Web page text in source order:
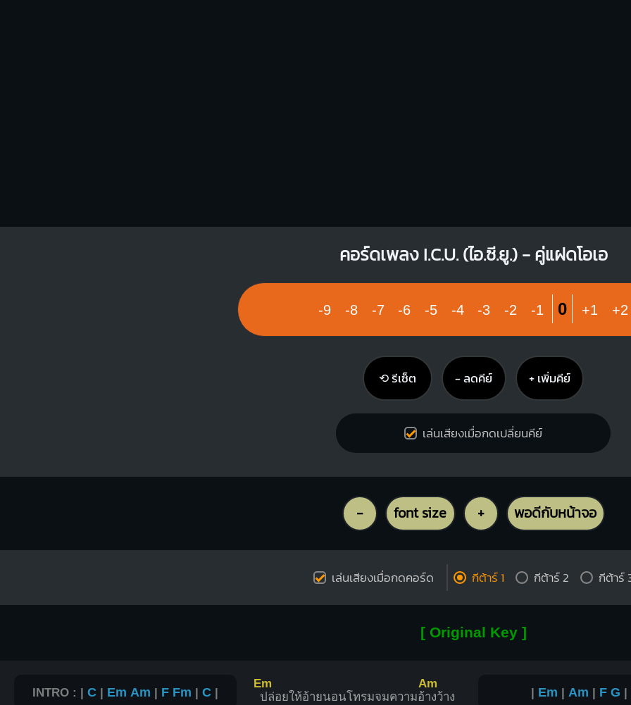
คอร์ดเพลง I.C.U. (ไอ.ซี.ยู.) - คู่แฝดโอเอ
-9 -8 -7 -6 -5 -4 -3 -2 -1 0 +1 +2
⟲ รีเซ็ต − ลดคีย์ + เพิ่มคีย์
เล่นเสียงเมื่อกดเปลี่ยนคีย์
- font size + พอดีกับหน้าจอ
เล่นเสียงเมื่อกดคอร์ด กีต้าร์ 1 กีต้าร์ 2 กีต้าร์
[ Original Key ]
INTRO : |C | Em Am | F Fm |C |
Em
ปล่อยให้อ้ายนอนโทรมจมความอ้
Am
างว้าง | Em | Am | F G |